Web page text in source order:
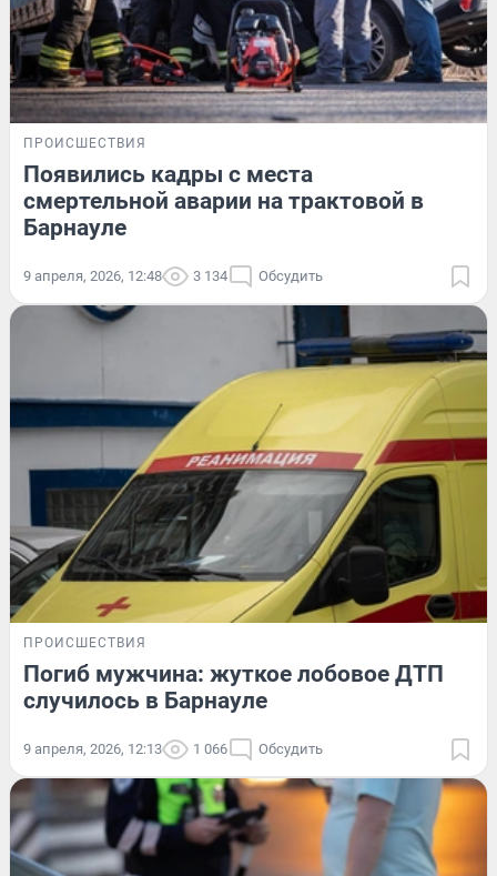
ПРОИСШЕСТВИЯ
Появились кадры с места
смертельной аварии на трактовой в
Барнауле
9 апреля, 2026, 12:48 3 134 Обсудить
ПРОИСШЕСТВИЯ
Погиб мужчина: жуткое лобовое ДТП
случилось в Барнауле
9 апреля, 2026, 12:13 1 066 Обсудить